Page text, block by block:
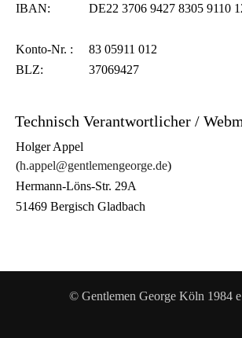
IBAN:
DE22 3706 9427 8305 9110
Konto-Nr. :
83 05911 012
BLZ:
37069427
Technisch Verantwortlicher /
Holger Appel
(h.appel@gentlemengeorge.de)
Hermann-Löns-Str. 29A
51469 Bergisch Gladbach
© Gentlemen George Köln 1984